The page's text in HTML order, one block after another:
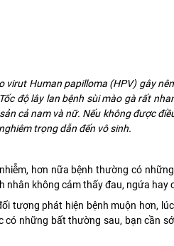
virut Human papilloma (HPV) gây
độ lây lan bệnh sùi mào gà rất
cả nam và nữ. Nếu không được
trọng dẫn đến vô sinh.
hơn nữa bệnh thường có
nhân không cảm thấy đau, ngứa hay
tượng phát hiện bệnh muộn hơn,
có những bất thường sau, bạn cần